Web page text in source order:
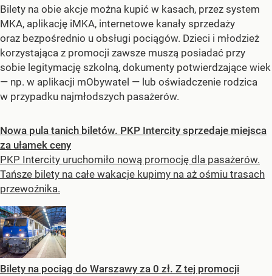
Bilety na obie akcje można kupić w kasach, przez system
MKA, aplikację iMKA, internetowe kanały sprzedaży
oraz bezpośrednio u obsługi pociągów. Dzieci i młodzież
korzystająca z promocji zawsze muszą posiadać przy
sobie legitymację szkolną, dokumenty potwierdzające wiek
— np. w aplikacji mObywatel — lub oświadczenie rodzica
w przypadku najmłodszych pasażerów.
Nowa pula tanich biletów. PKP Intercity sprzedaje miejsca
za ułamek ceny
PKP Intercity uruchomiło nową promocję dla pasażerów.
Tańsze bilety na całe wakacje kupimy na aż ośmiu trasach
przewoźnika.
Bilety na pociąg do Warszawy za 0 zł. Z tej promocji